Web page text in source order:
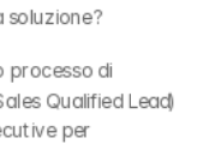
processo di
Qualified Lead)
per